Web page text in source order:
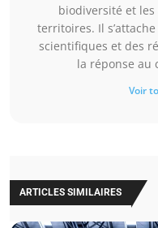
biodiversité et les
territoires. Il
scientifiques et des
la réponse au
Voir
ARTICLES SIMILAIRES